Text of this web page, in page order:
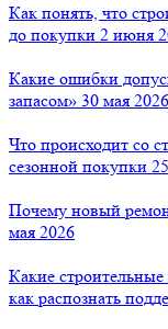
Как понять, что
до покупки 2 июня
Какие ошибки
запасом» 30 мая 2026
Что происходит со
сезонной покупки
Почему новый
мая 2026
Какие
как распознать